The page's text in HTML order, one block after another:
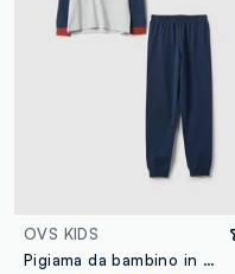
OVS KIDS
Pigiama da bambino in misto cotone multicolor regular fit con stampa